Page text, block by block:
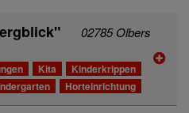
02785 Olbers
Kita
Kinderkrippen
Horteinrichtung